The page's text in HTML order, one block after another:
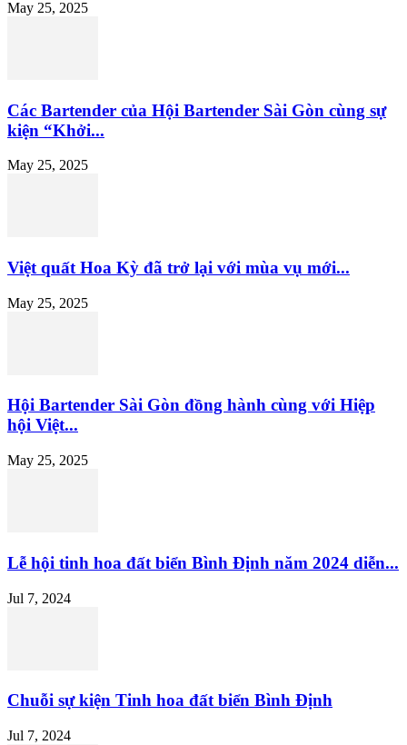
May 25, 2025
Các Bartender của Hội Bartender Sài Gòn cùng sự
kiện “Khởi...
May 25, 2025
Việt quất Hoa Kỳ đã trở lại với mùa vụ mới...
May 25, 2025
Hội Bartender Sài Gòn đồng hành cùng với Hiệp
hội Việt...
May 25, 2025
Lễ hội tinh hoa đất biển Bình Định năm 2024 diễn...
Jul 7, 2024
Chuỗi sự kiện Tinh hoa đất biển Bình Định
Jul 7, 2024